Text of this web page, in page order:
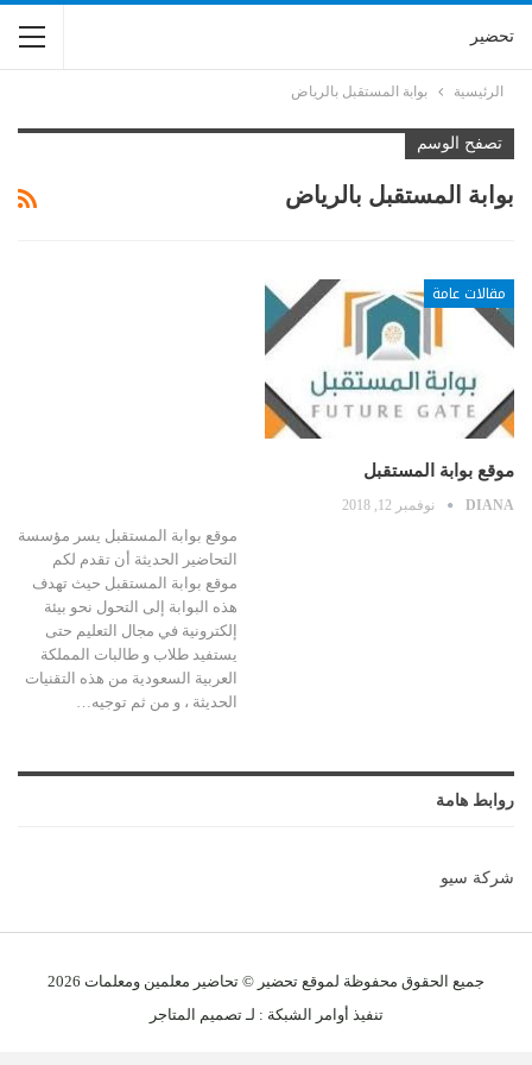
تحضير
الرئيسية بوابة المستقبل بالرياض
تصفح الوسم
بوابة المستقبل بالرياض
مقالات عامة
موقع بوابة المستقبل
DIANA نوفمبر 12, 2018
موقع بوابة المستقبل يسر مؤسسة
التحاضير الحديثة أن تقدم لكم
موقع بوابة المستقبل حيث تهدف
هذه البوابة إلى التحول نحو بيئة
إلكترونية في مجال التعليم حتى
يستفيد طلاب و طالبات المملكة
العربية السعودية من هذه التقنيات
الحديثة ، و من ثم توجيه…
روابط هامة
شركة سيو
جميع الحقوق محفوظة لموقع تحضير © تحاضير معلمين ومعلمات
تنفيذ أوامر الشبكة : لـتصميم المتاجر